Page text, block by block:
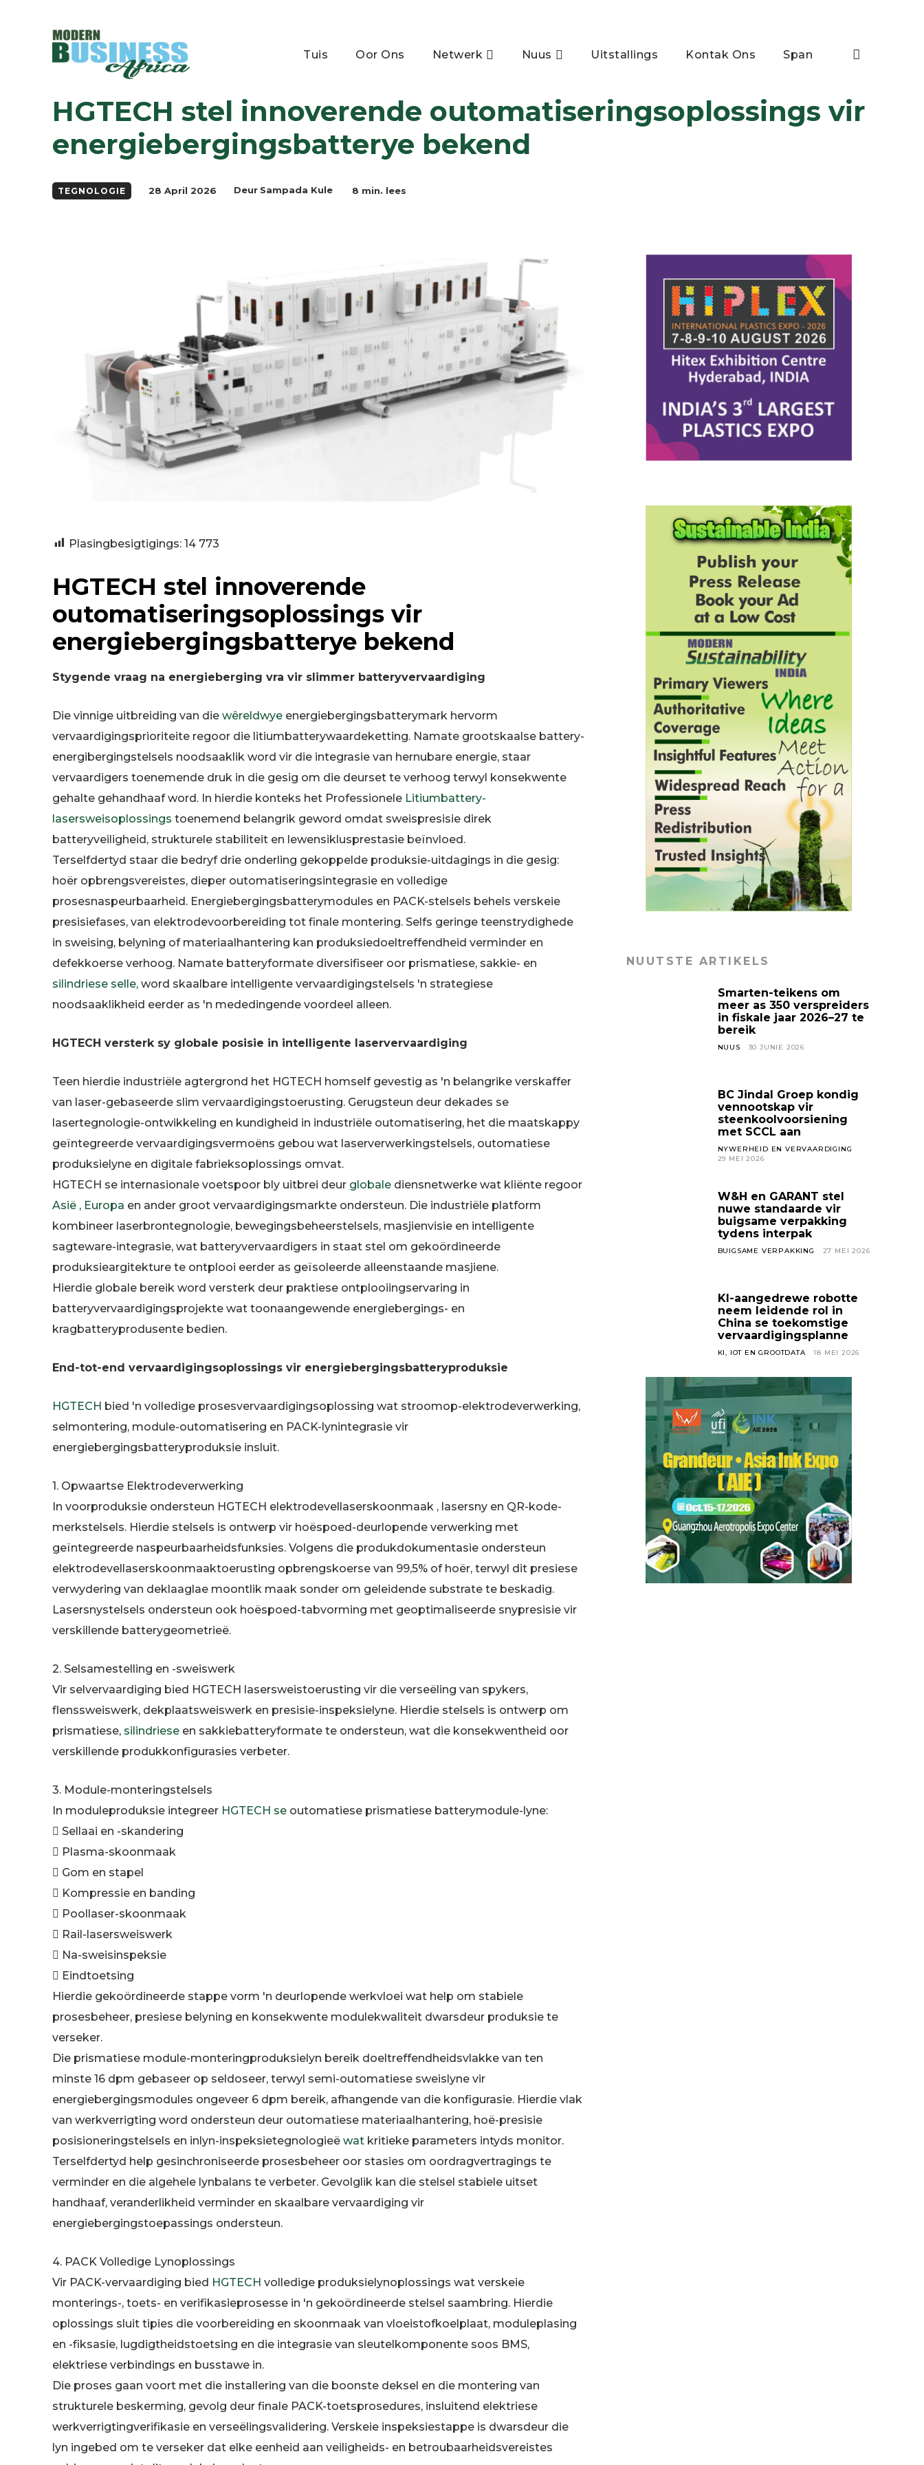
Tuis Oor Ons Netwerk Nuus Uitstallings Kontak Ons Span
Tegnologie HGTECH stel innoverende outomatiseringsoplossings vir energiebergingsbatterye bekend
HGTECH stel innoverende outomatiseringsoplossings vir
energiebergingsbatterye bekend
TEGNOLOGIE 28 April 2026 Deur Sampada Kule 8 min. lees
Plasingbesigtigings: 14 773
HGTECH stel innoverende
outomatiseringsoplossings vir
energiebergingsbatterye bekend
Stygende vraag na energieberging vra vir slimmer batteryvervaardiging
Die vinnige uitbreiding van die wêreldwye energiebergingsbatterymark hervorm
vervaardigingsprioriteite regoor die litiumbatterywaardeketting. Namate grootskaalse battery-
energibergingstelsels noodsaaklik word vir die integrasie van hernubare energie, staar
vervaardigers toenemende druk in die gesig om die deurset te verhoog terwyl konsekwente
gehalte gehandhaaf word. In hierdie konteks het Professionele Litiumbattery-
lasersweisoplossings toenemend belangrik geword omdat sweispresisie direk
batteryveiligheid, strukturele stabiliteit en lewensiklusprestasie beïnvloed.
Terselfdertyd staar die bedryf drie onderling gekoppelde produksie-uitdagings in die gesig:
hoër opbrengsvereistes, dieper outomatiseringsintegrasie en volledige
prosesnaspeurbaarheid. Energiebergingsbatterymodules en PACK-stelsels behels verskeie
presisiefases, van elektrodevoorbereiding tot finale montering. Selfs geringe teenstrydighede
in sweising, belyning of materiaalhantering kan produksiedoeltreffendheid verminder en
defekkoerse verhoog. Namate batteryformate diversifiseer oor prismatiese, sakkie- en
silindriese selle, word skaalbare intelligente vervaardigingstelsels 'n strategiese
noodsaaklikheid eerder as 'n mededingende voordeel alleen.
HGTECH versterk sy globale posisie in intelligente laservervaardiging
Teen hierdie industriële agtergrond het HGTECH homself gevestig as 'n belangrike verskaffer
van laser-gebaseerde slim vervaardigingstoerusting. Gerugsteun deur dekades se
lasertegnologie-ontwikkeling en kundigheid in industriële outomatisering, het die maatskappy
geïntegreerde vervaardigingsvermoëns gebou wat laserverwerkingstelsels, outomatiese
produksielyne en digitale fabrieksoplossings omvat.
HGTECH se internasionale voetspoor bly uitbrei deur globale diensnetwerke wat kliënte regoor
Asië , Europa en ander groot vervaardigingsmarkte ondersteun. Die industriële platform
kombineer laserbrontegnologie, bewegingsbeheerstelsels, masjienvisie en intelligente
sagteware-integrasie, wat batteryvervaardigers in staat stel om gekoördineerde
produksieargitekture te ontplooi eerder as geïsoleerde alleenstaande masjiene.
Hierdie globale bereik word versterk deur praktiese ontplooiingservaring in
batteryvervaardigingsprojekte wat toonaangewende energiebergings- en
kragbatteryprodusente bedien.
End-tot-end vervaardigingsoplossings vir energiebergingsbatteryproduksie
HGTECH bied 'n volledige prosesvervaardigingsoplossing wat stroomop-elektrodeverwerking,
selmontering, module-outomatisering en PACK-lynintegrasie vir
energiebergingsbatteryproduksie insluit.
1. Opwaartse Elektrodeverwerking
In voorproduksie ondersteun HGTECH elektrodevellaserskoonmaak , lasersny en QR-kode-
merkstelsels. Hierdie stelsels is ontwerp vir hoëspoed-deurlopende verwerking met
geïntegreerde naspeurbaarheidsfunksies. Volgens die produkdokumentasie ondersteun
elektrodevellaserskoonmaaktoerusting opbrengskoerse van 99,5% of hoër, terwyl dit presiese
verwydering van deklaaglae moontlik maak sonder om geleidende substrate te beskadig.
Lasersnystelsels ondersteun ook hoëspoed-tabvorming met geoptimaliseerde snypresisie vir
verskillende batterygeometrieë.
2. Selsamestelling en -sweiswerk
Vir selvervaardiging bied HGTECH lasersweistoerusting vir die verseëling van spykers,
flenssweiswerk, dekplaatsweiswerk en presisie-inspeksielyne. Hierdie stelsels is ontwerp om
prismatiese, silindriese en sakkiebatteryformate te ondersteun, wat die konsekwentheid oor
verskillende produkkonfigurasies verbeter.
3. Module-monteringstelsels
In moduleproduksie integreer HGTECH se outomatiese prismatiese batterymodule-lyne:
 Sellaai en -skandering
 Plasma-skoonmaak
 Gom en stapel
 Kompressie en banding
 Poollaser-skoonmaak
 Rail-lasersweiswerk
 Na-sweisinspeksie
 Eindtoetsing
Hierdie gekoördineerde stappe vorm 'n deurlopende werkvloei wat help om stabiele
prosesbeheer, presiese belyning en konsekwente modulekwaliteit dwarsdeur produksie te
verseker.
Die prismatiese module-monteringproduksielyn bereik doeltreffendheidsvlakke van ten
minste 16 dpm gebaseer op seldoseer, terwyl semi-outomatiese sweislyne vir
energiebergingsmodules ongeveer 6 dpm bereik, afhangende van die konfigurasie. Hierdie vlak
van werkverrigting word ondersteun deur outomatiese materiaalhantering, hoë-presisie
posisioneringstelsels en inlyn-inspeksietegnologieë wat kritieke parameters intyds monitor.
Terselfdertyd help gesinchroniseerde prosesbeheer oor stasies om oordragvertragings te
verminder en die algehele lynbalans te verbeter. Gevolglik kan die stelsel stabiele uitset
handhaaf, veranderlikheid verminder en skaalbare vervaardiging vir
energiebergingstoepassings ondersteun.
4. PACK Volledige Lynoplossings
Vir PACK-vervaardiging bied HGTECH volledige produksielynoplossings wat verskeie
monterings-, toets- en verifikasieprosesse in 'n gekoördineerde stelsel saambring. Hierdie
oplossings sluit tipies die voorbereiding en skoonmaak van vloeistofkoelplaat, moduleplasing
en -fiksasie, lugdigtheidstoetsing en die integrasie van sleutelkomponente soos BMS,
elektriese verbindings en busstawe in.
Die proses gaan voort met die installering van die boonste deksel en die montering van
strukturele beskerming, gevolg deur finale PACK-toetsprosedures, insluitend elektriese
werkverrigtingverifikasie en verseëlingsvalidering. Verskeie inspeksiestappe is dwarsdeur die
lyn ingebed om te verseker dat elke eenheid aan veiligheids- en betroubaarheidsvereistes
NUUTSTE ARTIKELS
Smarten-teikens om
meer as 350 verspreiders
in fiskale jaar 2026–27 te
bereik
NUUS 30 JUNIE 2026
BC Jindal Groep kondig
vennootskap vir
steenkoolvoorsiening
met SCCL aan
NYWERHEID EN VERVAARDIGING
29 MEI 2026
W&H en GARANT stel
nuwe standaarde vir
buigsame verpakking
tydens interpak
BUIGSAME VERPAKKING 27 MEI 2026
KI-aangedrewe robotte
neem leidende rol in
China se toekomstige
vervaardigingsplanne
KI, IOT EN GROOTDATA 18 MEI 2026